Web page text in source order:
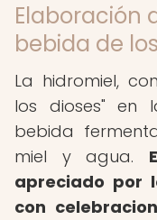
Elaboración
bebida de
La hidromiel,
los dioses" en
bebida
miel y agua.
apreciado por
con